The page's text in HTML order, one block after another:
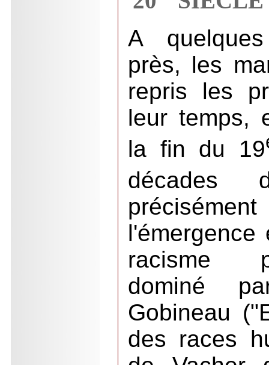
A
près, les
repris les
leur temps,
la fin du 19
décades
racisme
dominé
Gobineau
des races